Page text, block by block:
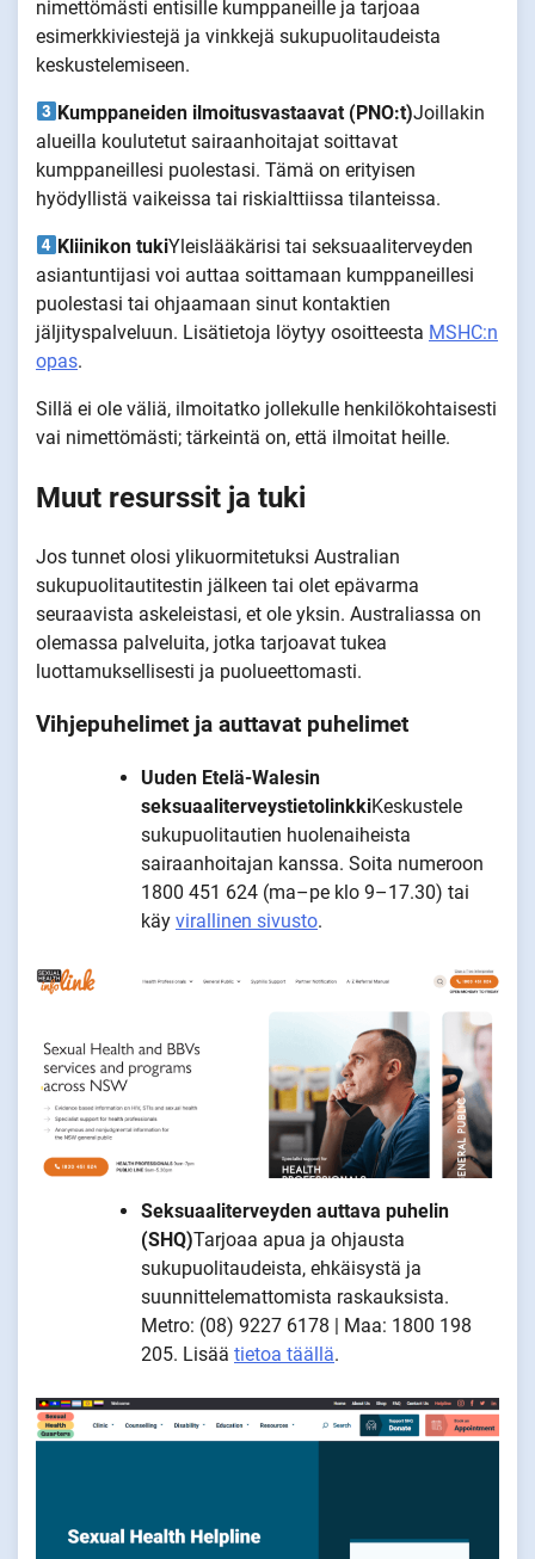
nimettömästi entisille kumppaneille ja tarjoaa
esimerkkiviestejä ja vinkkejä sukupuolitaudeista
keskustelemiseen.
Kumppaneiden ilmoitusvastaavat (PNO:t)Joillakin
alueilla koulutetut sairaanhoitajat soittavat
kumppaneillesi puolestasi. Tämä on erityisen
hyödyllistä vaikeissa tai riskialttiissa tilanteissa.
Kliinikon tukiYleislääkärisi tai seksuaaliterveyden
asiantuntijasi voi auttaa soittamaan kumppaneillesi
puolestasi tai ohjaamaan sinut kontaktien
jäljityspalveluun. Lisätietoja löytyy osoitteesta MSHC:n
opas.
Sillä ei ole väliä, ilmoitatko jollekulle henkilökohtaisesti
vai nimettömästi; tärkeintä on, että ilmoitat heille.
Muut resurssit ja tuki
Jos tunnet olosi ylikuormitetuksi Australian
sukupuolitautitestin jälkeen tai olet epävarma
seuraavista askeleistasi, et ole yksin. Australiassa on
olemassa palveluita, jotka tarjoavat tukea
luottamuksellisesti ja puolueettomasti.
Vihjepuhelimet ja auttavat puhelimet
Uuden Etelä-Walesin
seksuaaliterveystietolinkkiKeskustele
sukupuolitautien huolenaiheista
sairaanhoitajan kanssa. Soita numeroon
1800 451 624 (ma–pe klo 9–17.30) tai
käy virallinen sivusto.
Seksuaaliterveyden auttava puhelin
(SHQ)Tarjoaa apua ja ohjausta
sukupuolitaudeista, ehkäisystä ja
suunnittelemattomista raskauksista.
Metro: (08) 9227 6178 | Maa: 1800 198
205. Lisää tietoa täällä.